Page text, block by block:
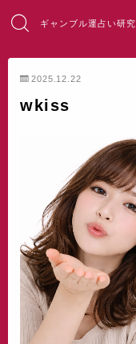
ギャンブル運占い研
MENU
HOME
宝くじ占い
パチンコ占い
競馬・麻雀占い
開運・風水
2025.12.22
wkiss